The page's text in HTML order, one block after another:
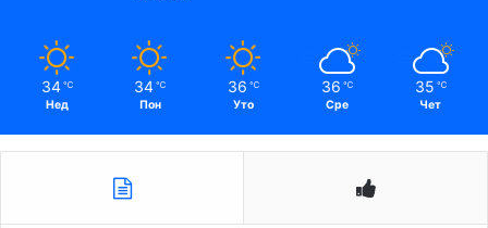
34 ℃
Нед
34 ℃
Пон
36 ℃
Уто
36 ℃
Сре
35 ℃
Чет